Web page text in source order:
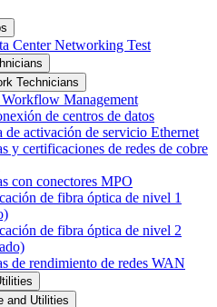
Center Networking Test
Technicians
Management
de centros de datos
de activación de servicio Ethernet
y certificaciones de redes de cobre
con conectores MPO
de fibra óptica de nivel 1
de fibra óptica de nivel 2
de rendimiento de redes WAN
and Utilities